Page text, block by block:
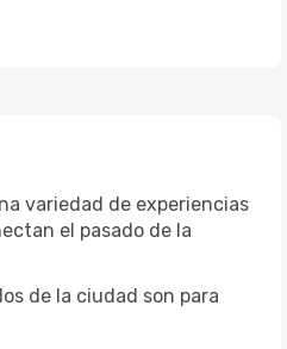
variedad de experiencias
el pasado de la
de la ciudad son para